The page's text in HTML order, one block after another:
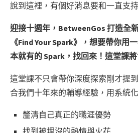
說到這裡，有個好消息要和一直支
迎接十週年，BetweenGos 打造全
《Find Your Spark》，想要帶你用
本就有的 Spark，找回來！這堂課將
這堂課不只會帶你深度探索剛才提
合我們十年來的輔導經驗，用系統
釐清自己真正的職涯優勢